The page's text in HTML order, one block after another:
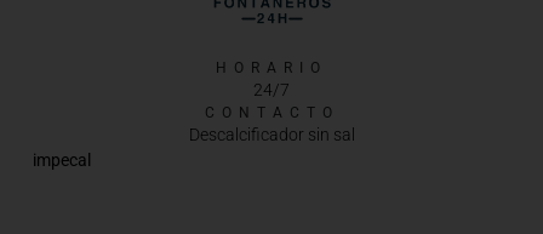
HORARIO
24/7
CONTACTO
Descalcificador sin sal
impecal